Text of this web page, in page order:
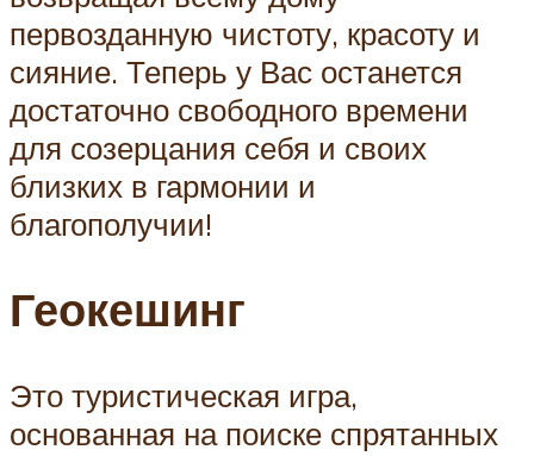
первозданную чистоту, красоту и
сияние. Теперь у Вас останется
достаточно свободного времени
для созерцания себя и своих
близких в гармонии и
благополучии!
Геокешинг
Это туристическая игра,
основанная на поиске спрятанных